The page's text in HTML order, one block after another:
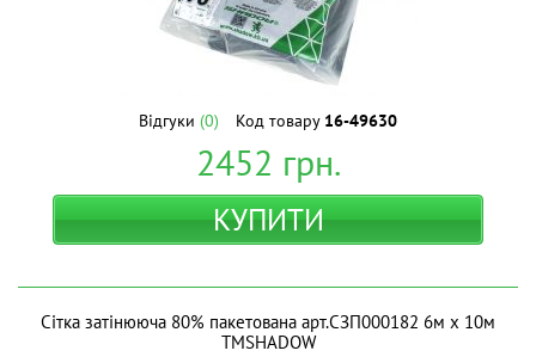
Відгуки (0) Код товару 16-49630
2452 грн.
КУПИТИ
Сітка затінююча 80% пакетована арт.СЗП000182 6м х 10м
ТМSHADOW